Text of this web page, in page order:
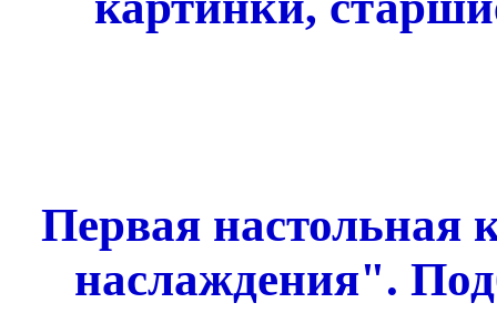
Первая настольная
наслаждения".